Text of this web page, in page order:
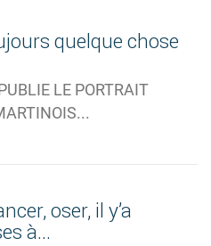
quelque chose
LE PORTRAIT
oser, il y’a
à...